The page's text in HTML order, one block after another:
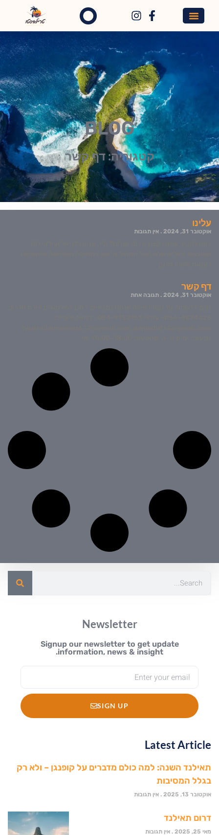
BLOG
קטגוריה: דף קשר
עלינו
אוקטובר 31, 2024 אין תגובות
דף קשר
אוקטובר 31, 2024 תגובה אחת
Newsletter
Signup our newsletter to get update
information, news & insight.
SIGN UP
Latest Article
תאילנד השנה: למה כולם מדברים על קופנגן – ולא רק
בגלל המסיבות
אוקטובר 13, 2025 אין תגובות
דרום תאילנד
מאי 25, 2025 אין תגובות